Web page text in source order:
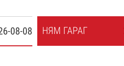
08-08 НЯМ ГАРАГ